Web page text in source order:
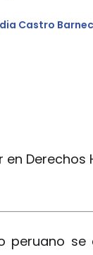
Castro
en Derechos
peruano